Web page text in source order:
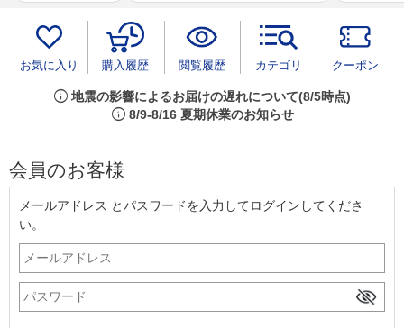
お気に入り 購入履歴 閲覧履歴 カテゴリ クーポン
info 地震の影響によるお届けの遅れについて(8/5時点)
info 8/9-8/16 夏期休業のお知らせ
会員のお客様
メールアドレス とパスワードを入力してログインしてくださ
い。